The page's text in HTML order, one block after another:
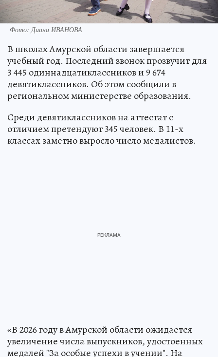
Фото: Диана ИВАНОВА
В школах Амурской области завершается
учебный год. Последний звонок прозвучит для
3 445 одиннадцатиклассников и 9 674
девятиклассников. Об этом сообщили в
региональном министерстве образования.
Среди девятиклассников на аттестат с
отличием претендуют 345 человек. В 11-х
классах заметно выросло число медалистов.
«В 2026 году в Амурской области ожидается
увеличение числа выпускников, удостоенных
медалей "За особые успехи в учении". На